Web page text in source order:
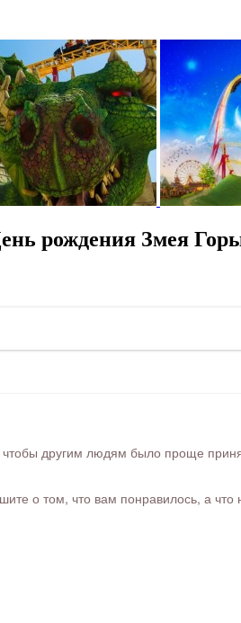
рождения Змея
другим людям было проще
о том, что вам понравилось, а